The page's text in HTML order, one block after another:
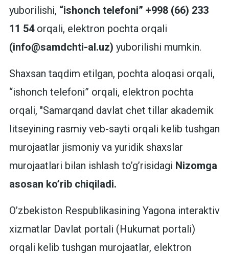
yuborilishi, “ishonch telefoni” +998 (66) 233
11 54orqali, elektron pochta orqali
(info@samdchti-al.uz) yuborilishi mumkin.
Shaxsan taqdim etilgan, pochta aloqasi orqali,
“ishonch telefoni” orqali, elektron pochta
orqali, "Samarqand davlat chet tillar akademik
litseyining rasmiy veb-sayti orqali kelib tushgan
murojaatlar jismoniy va yuridik shaxslar
murojaatlari bilan ishlash to’g’risidagi Nizomga
asosan ko’rib chiqiladi.
O’zbekiston Respublikasining Yagona interaktiv
xizmatlar Davlat portali (Hukumat portali)
orqali kelib tushgan murojaatlar, elektron